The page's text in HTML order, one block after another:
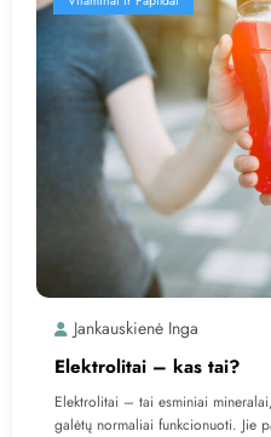
Jankauskienė Inga
Elektrolitai – kas tai?
Elektrolitai – tai esminiai
galėtų normaliai funkcionuoti. Jie